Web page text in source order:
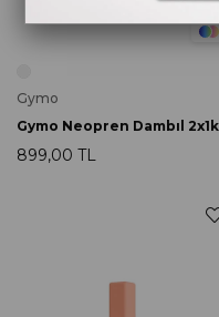
Gymo
899,00 TL